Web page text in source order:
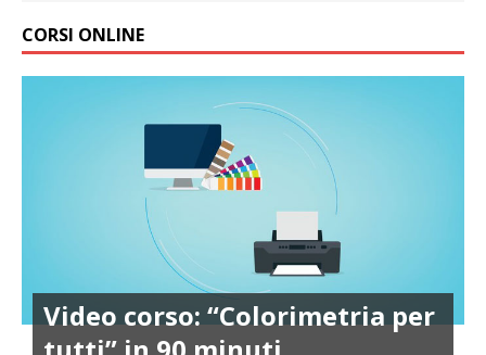
CORSI ONLINE
Video corso: “Colorimetria per